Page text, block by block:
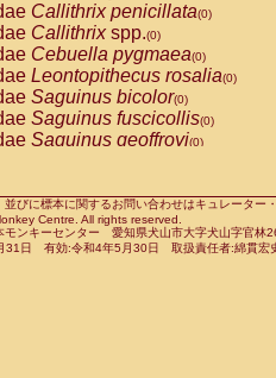
Pithecia pithecia(0)
Cercocebus agilis
Cercocebus
Cercocebus
Cercocebus
Cercocebus
Cercocebushybrid
Papio anubis(0)
Papio cynocephalus
Papio hamadryas(0)
Callithrix penicillata(0)
Callithrixspp.(0)
Cebuella pygmaea(0)
Leontopithecus rosalia(0)
Saguinus bicolor(0)
Saguinus fuscicollis(0)
Saguinus geoffroyi(0)
Saguinus leucopus(0)
Saguinus midas(0)
Saguinus mystax(0)
並びに標本に関するお問い合わせはキュレータ
Centre. All rights reserved.
モンキーセンター 愛知県犬山市大字犬山字官
31日 有効:令和4年5月30日 取扱責任者:綿貫宏